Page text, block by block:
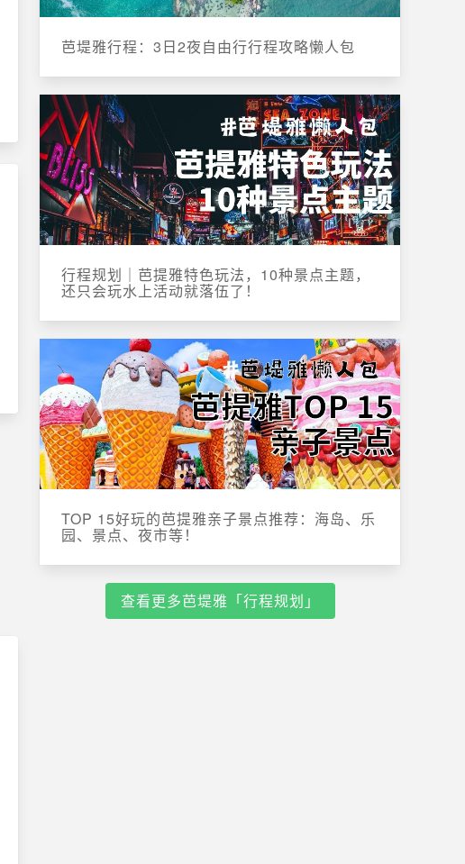
芭堤雅行程：3日2夜自由行行程攻略懒人包
行程规划｜芭提雅特色玩法，10种景点主题，
还只会玩水上活动就落伍了！
TOP 15好玩的芭提雅亲子景点推荐：海岛、乐
园、景点、夜市等！
查看更多芭堤雅「行程规划」